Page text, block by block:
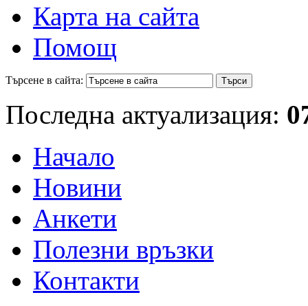
Карта на сайта
Помощ
Търсене в сайта:
Последна актуализация:
Начало
Новини
Анкети
Полезни връзки
Контакти